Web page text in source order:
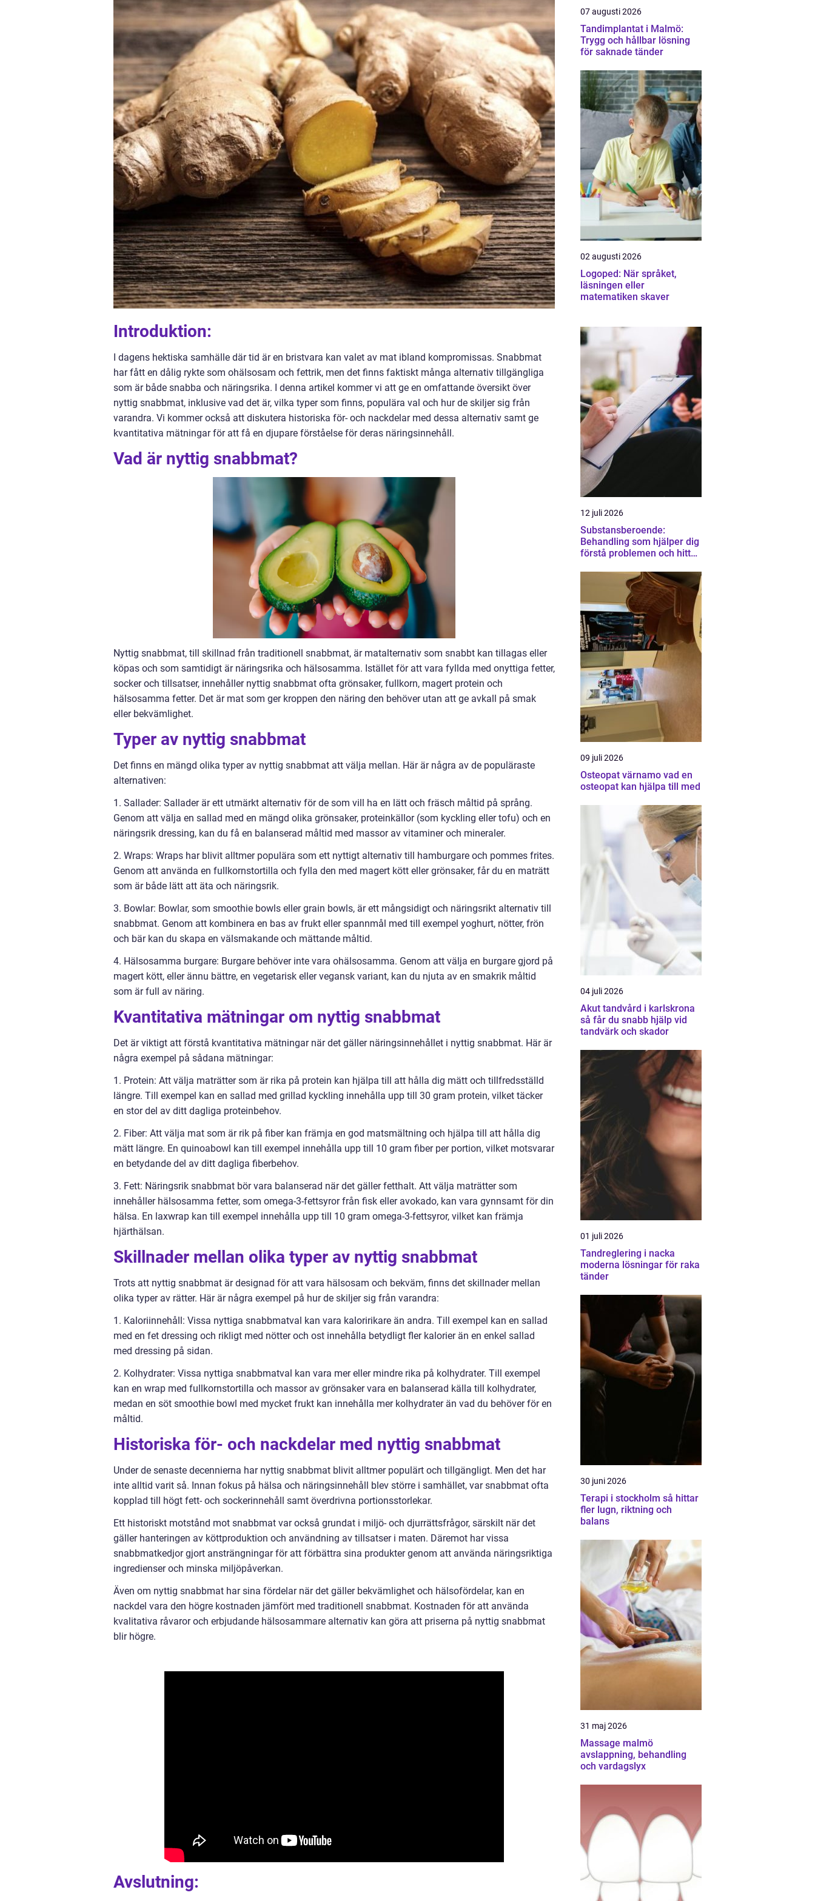
Introduktion:
I dagens hektiska samhälle där tid är en bristvara kan valet av mat ibland kompromissas. Snabbmat
har fått en dålig rykte som ohälsosam och fettrik, men det finns faktiskt många alternativ tillgängliga
som är både snabba och näringsrika. I denna artikel kommer vi att ge en omfattande översikt över
nyttig snabbmat, inklusive vad det är, vilka typer som finns, populära val och hur de skiljer sig från
varandra. Vi kommer också att diskutera historiska för- och nackdelar med dessa alternativ samt ge
kvantitativa mätningar för att få en djupare förståelse för deras näringsinnehåll.
Vad är nyttig snabbmat?
Nyttig snabbmat, till skillnad från traditionell snabbmat, är matalternativ som snabbt kan tillagas eller
köpas och som samtidigt är näringsrika och hälsosamma. Istället för att vara fyllda med onyttiga fetter,
socker och tillsatser, innehåller nyttig snabbmat ofta grönsaker, fullkorn, magert protein och
hälsosamma fetter. Det är mat som ger kroppen den näring den behöver utan att ge avkall på smak
eller bekvämlighet.
Typer av nyttig snabbmat
Det finns en mängd olika typer av nyttig snabbmat att välja mellan. Här är några av de populäraste
alternativen:
1. Sallader: Sallader är ett utmärkt alternativ för de som vill ha en lätt och fräsch måltid på språng.
Genom att välja en sallad med en mängd olika grönsaker, proteinkällor (som kyckling eller tofu) och en
näringsrik dressing, kan du få en balanserad måltid med massor av vitaminer och mineraler.
2. Wraps: Wraps har blivit alltmer populära som ett nyttigt alternativ till hamburgare och pommes frites.
Genom att använda en fullkornstortilla och fylla den med magert kött eller grönsaker, får du en maträtt
som är både lätt att äta och näringsrik.
3. Bowlar: Bowlar, som smoothie bowls eller grain bowls, är ett mångsidigt och näringsrikt alternativ till
snabbmat. Genom att kombinera en bas av frukt eller spannmål med till exempel yoghurt, nötter, frön
och bär kan du skapa en välsmakande och mättande måltid.
4. Hälsosamma burgare: Burgare behöver inte vara ohälsosamma. Genom att välja en burgare gjord på
magert kött, eller ännu bättre, en vegetarisk eller vegansk variant, kan du njuta av en smakrik måltid
som är full av näring.
Kvantitativa mätningar om nyttig snabbmat
Det är viktigt att förstå kvantitativa mätningar när det gäller näringsinnehållet i nyttig snabbmat. Här är
några exempel på sådana mätningar:
1. Protein: Att välja maträtter som är rika på protein kan hjälpa till att hålla dig mätt och tillfredsställd
längre. Till exempel kan en sallad med grillad kyckling innehålla upp till 30 gram protein, vilket täcker
en stor del av ditt dagliga proteinbehov.
2. Fiber: Att välja mat som är rik på fiber kan främja en god matsmältning och hjälpa till att hålla dig
mätt längre. En quinoabowl kan till exempel innehålla upp till 10 gram fiber per portion, vilket motsvarar
en betydande del av ditt dagliga fiberbehov.
3. Fett: Näringsrik snabbmat bör vara balanserad när det gäller fetthalt. Att välja maträtter som
innehåller hälsosamma fetter, som omega-3-fettsyror från fisk eller avokado, kan vara gynnsamt för din
hälsa. En laxwrap kan till exempel innehålla upp till 10 gram omega-3-fettsyror, vilket kan främja
hjärthälsan.
Skillnader mellan olika typer av nyttig snabbmat
Trots att nyttig snabbmat är designad för att vara hälsosam och bekväm, finns det skillnader mellan
olika typer av rätter. Här är några exempel på hur de skiljer sig från varandra:
1. Kaloriinnehåll: Vissa nyttiga snabbmatval kan vara kaloririkare än andra. Till exempel kan en sallad
med en fet dressing och rikligt med nötter och ost innehålla betydligt fler kalorier än en enkel sallad
med dressing på sidan.
2. Kolhydrater: Vissa nyttiga snabbmatval kan vara mer eller mindre rika på kolhydrater. Till exempel
kan en wrap med fullkornstortilla och massor av grönsaker vara en balanserad källa till kolhydrater,
medan en söt smoothie bowl med mycket frukt kan innehålla mer kolhydrater än vad du behöver för en
måltid.
Historiska för- och nackdelar med nyttig snabbmat
Under de senaste decennierna har nyttig snabbmat blivit alltmer populärt och tillgängligt. Men det har
inte alltid varit så. Innan fokus på hälsa och näringsinnehåll blev större i samhället, var snabbmat ofta
kopplad till högt fett- och sockerinnehåll samt överdrivna portionsstorlekar.
Ett historiskt motstånd mot snabbmat var också grundat i miljö- och djurrättsfrågor, särskilt när det
gäller hanteringen av köttproduktion och användning av tillsatser i maten. Däremot har vissa
snabbmatkedjor gjort ansträngningar för att förbättra sina produkter genom att använda näringsriktiga
ingredienser och minska miljöpåverkan.
Även om nyttig snabbmat har sina fördelar när det gäller bekvämlighet och hälsofördelar, kan en
nackdel vara den högre kostnaden jämfört med traditionell snabbmat. Kostnaden för att använda
kvalitativa råvaror och erbjudande hälsosammare alternativ kan göra att priserna på nyttig snabbmat
blir högre.
Avslutning:
07 augusti 2026
Tandimplantat i Malmö:
Trygg och hållbar lösning
för saknade tänder
02 augusti 2026
Logoped: När språket,
läsningen eller
matematiken skaver
12 juli 2026
Substansberoende:
Behandling som hjälper dig
förstå problemen och hitta
09 juli 2026
Osteopat värnamo vad en
osteopat kan hjälpa till med
04 juli 2026
Akut tandvård i karlskrona
så får du snabb hjälp vid
tandvärk och skador
01 juli 2026
Tandreglering i nacka
moderna lösningar för raka
tänder
30 juni 2026
Terapi i stockholm så hittar
fler lugn, riktning och
balans
31 maj 2026
Massage malmö
avslappning, behandling
och vardagslyx